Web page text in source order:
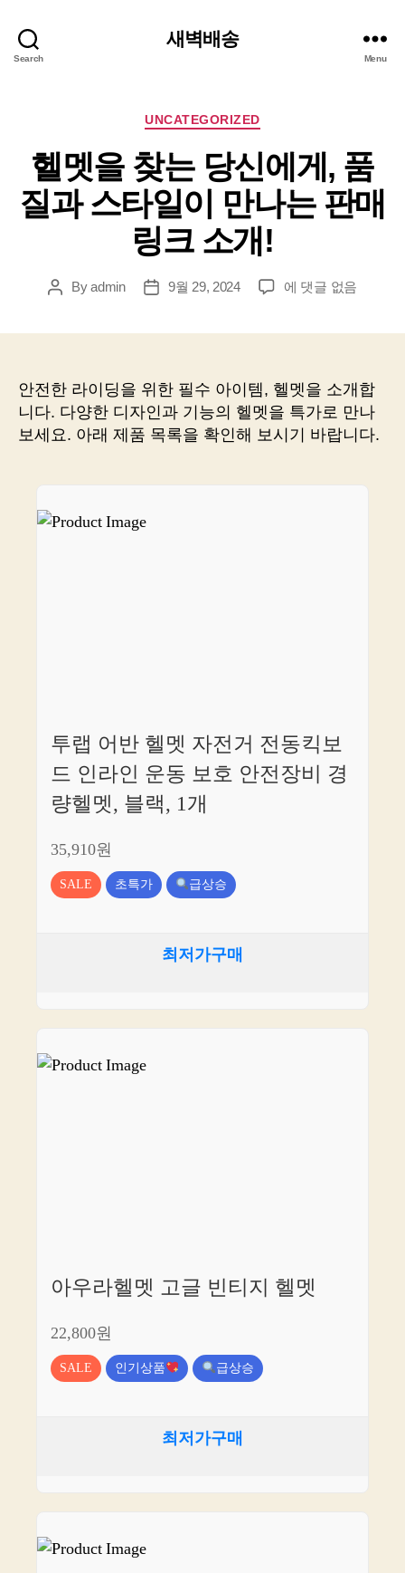
Search
새벽배송
Menu
Categories
UNCATEGORIZED
헬멧을 찾는 당신에게, 품
질과 스타일이 만나는 판매
링크 소개!
PostByadmin
Post9월 29, 2024
헬
당
신
에
게,
질
소
개!
에 댓글 없음
안전한 라이딩을 위한 필수 아이템, 헬멧을 소개합
니다. 다양한 디자인과 기능의 헬멧을 특가로 만나
보세요. 아래 제품 목록을 확인해 보시기 바랍니다.
투랩 어반 헬멧 자전거 전동킥보
드 인라인 운동 보호 안전장비 경
량헬멧, 블랙, 1개
35,910원
SALE 초특가 급상승
최저가구매
아우라헬멧 고글 빈티지 헬멧
22,800원
SALE 인기상품 급상승
최저가구매